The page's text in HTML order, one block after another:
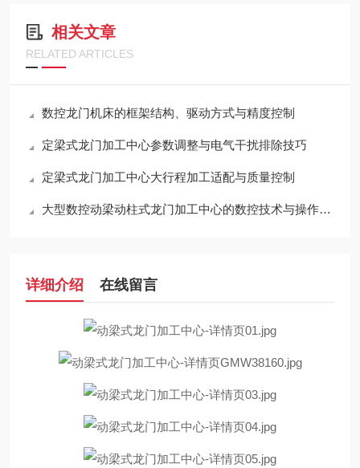
相关文章
RELATED ARTICLES
数控龙门机床的框架结构、驱动方式与精度控制
定梁式龙门加工中心参数调整与电气干扰排除技巧
定梁式龙门加工中心大行程加工适配与质量控制
大型数控动梁动柱式龙门加工中心的数控技术与操作流程
详细介绍 在线留言